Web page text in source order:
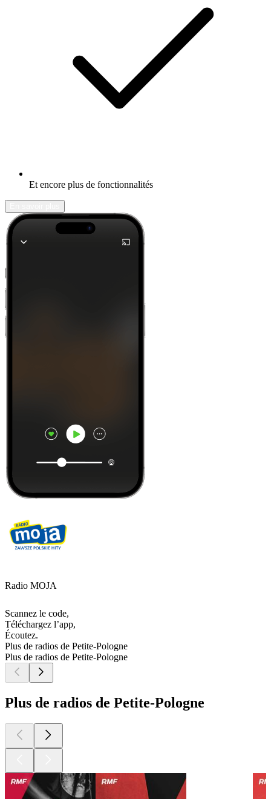
Et encore plus de fonctionnalités
Radio MOJA
Scannez le code,
Téléchargez l’app,
Écoutez.
Plus de radios de Petite-Pologne
Plus de radios de Petite-Pologne
Plus de radios de Petite-Pologne